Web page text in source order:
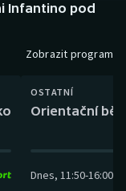
Infantino pod
Zobrazit program
OSTATNÍ
Orientační
Dnes, 11:50-16:00